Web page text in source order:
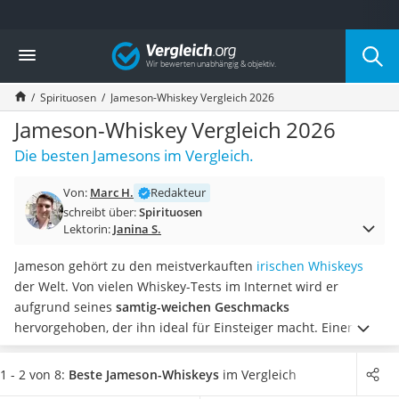
Die beliebtesten Vergleiche nach Kategorie
Lebensmittel
Schwarzkümmelöl
Knäckebrot
Schwarzkümmelöl-Kapseln
Manukahonig
Eiklar
Balsamico-Essig
Schwarzkümmelöl bio
Honig
Gemüsebrühe
Eiskaffee-Pulver
Irischer Whiskey
Grapefruitkernextrakt
Matcha-Set
Vergleich
Spirituosen Jameson-Whiskey Vergleich 2026
Jameson-Whiskey Vergleich 2026
Die besten Jamesons im Vergleich.
Von: Marc H.
Redakteur
schreibt über:Spirituosen
Lektorin: Janina S.
Jameson gehört zu den meistverkauften irischen Whiskeys
der Welt. Von vielen Whiskey-Tests im Internet wird er
aufgrund seines samtig-weichen Geschmacks
hervorgehoben, der ihn ideal für Einsteiger macht. Einen
Namen hat die Destillerie sich nicht nur mit der Verwendung
qualitativ hochwertiger Zutaten gemacht, sondern auch mit
1 - 2 von 8: Beste Jameson-Whiskeys im Vergleich